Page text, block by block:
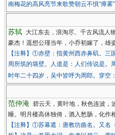
南梅花的高风亮节来歌赞朝云不惧“瘴
苏轼 大江东去，浪淘尽、千古风流人
豪杰！遥想公瑾当年，小乔初嫁了，雄
【注释】①赤壁：指黄州西赤鼻矶。三
周所筑的墙壁。人道是：人们传说是。
时年二十四岁，吴中皆呼为周郎。穿
范仲淹 碧云天，黄叶地，秋色连波，
睡。明月楼高休独倚，酒入愁肠，化作
【注释】①苏幕遮：唐教坊曲名。又